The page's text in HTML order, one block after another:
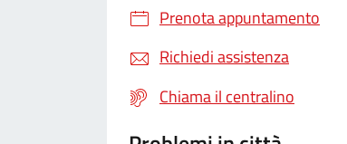
Prenota appuntamento
Richiedi assistenza
Chiama il centralino